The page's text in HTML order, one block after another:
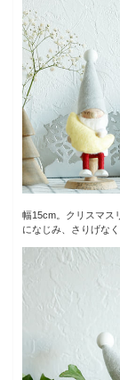
幅15cm。クリスマス
になじみ、さりげな